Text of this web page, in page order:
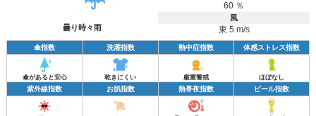
曇り時々雨
60 ％
風
東 5 m/s
傘指数 洗濯指数 熱中症指数 体感ストレス指数
傘があると安心 乾きにくい 厳重警戒 ほぼなし
紫外線指数 お肌指数 熱帯夜指数 ビール指数